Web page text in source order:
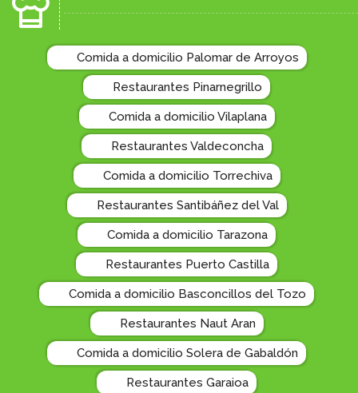
Comida a domicilio Palomar de Arroyos
Restaurantes Pinarnegrillo
Comida a domicilio Vilaplana
Restaurantes Valdeconcha
Comida a domicilio Torrechiva
Restaurantes Santibáñez del Val
Comida a domicilio Tarazona
Restaurantes Puerto Castilla
Comida a domicilio Basconcillos del Tozo
Restaurantes Naut Aran
Comida a domicilio Solera de Gabaldón
Restaurantes Garaioa